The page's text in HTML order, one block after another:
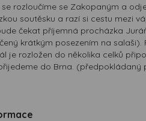
rozloučíme se Zakopaným a
soutěsku a razí si cestu mezi
čekat příjemná procházka
krátkým posezením na salaši).
je rozložen do několika celků
do Brna. (předpokládaný